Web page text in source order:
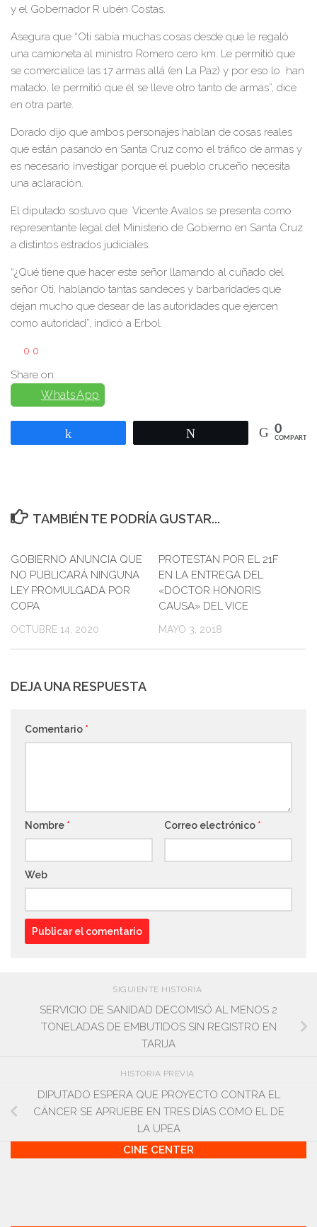
y el Gobernador R ubén Costas.
Asegura que “Oti sabía muchas cosas desde que le regaló
una camioneta al ministro Romero cero km. Le permitió que
se comercialice las 17 armas allá (en La Paz) y por eso lo han
matado, le permitió que él se lleve otro tanto de armas”, dice
en otra parte.
Dorado dijo que ambos personajes hablan de cosas reales
que están pasando en Santa Cruz como el tráfico de armas y
es necesario investigar porque el pueblo cruceño necesita
una aclaración.
El diputado sostuvo que Vicente Avalos se presenta como
representante legal del Ministerio de Gobierno en Santa Cruz
a distintos estrados judiciales.
“¿Qué tiene que hacer este señor llamando al cuñado del
señor Oti, hablando tantas sandeces y barbaridades que
dejan mucho que desear de las autoridades que ejercen
como autoridad”, indicó a Erbol.
0 0
Share on:
WhatsApp
0
COMPARTIR
TAMBIÉN TE PODRÍA GUSTAR...
GOBIERNO ANUNCIA QUE
NO PUBLICARÁ NINGUNA
LEY PROMULGADA POR
COPA
OCTUBRE 14, 2020
PROTESTAN POR EL 21F
EN LA ENTREGA DEL
«DOCTOR HONORIS
CAUSA» DEL VICE
MAYO 3, 2018
DEJA UNA RESPUESTA
Comentario *
Nombre * Correo electrónico *
Web
SIGUIENTE HISTORIA
SERVICIO DE SANIDAD DECOMISÓ AL MENOS 2
TONELADAS DE EMBUTIDOS SIN REGISTRO EN
TARIJA
HISTORIA PREVIA
DIPUTADO ESPERA QUE PROYECTO CONTRA EL
CÁNCER SE APRUEBE EN TRES DÍAS COMO EL DE
LA UPEA
CINE CENTER